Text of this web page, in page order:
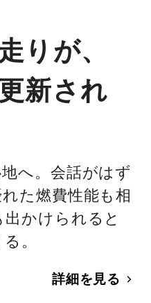
りが、
新され
へ。会話がはず
た燃費性能も相
かけられると
。
詳細を見る